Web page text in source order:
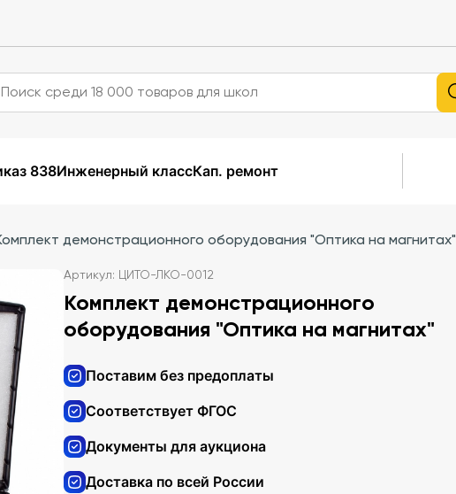
838Инженерный классКап. ремонт
демонстрационного оборудования "Оптика на магнитах"
Артикул: ЦИТО-ЛКО-0012
Комплект демонстрационного
оборудования "Оптика на магнитах"
Поставим без предоплаты
Соответствует ФГОС
Документы для аукциона
Доставка по всей России